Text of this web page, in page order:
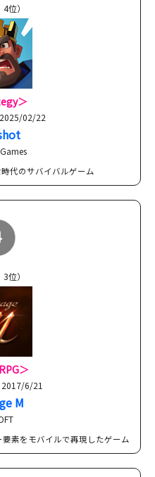
4位）
＞
02/22
代のサバイバルゲーム
3位）
＞
2017/6/21
M
要素をモバイルで再現したゲーム